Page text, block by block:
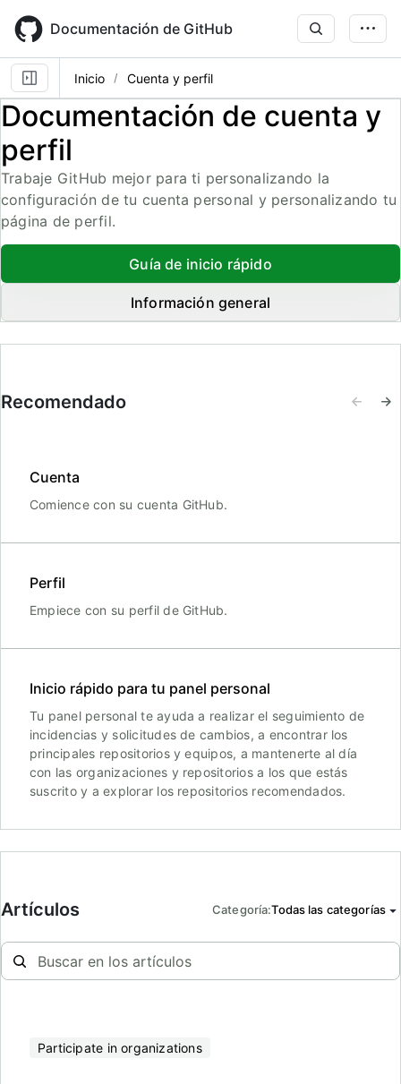
main
content
Documentación de GitHub
Inicio Cuenta y perfil
Documentación de cuenta y
perfil
Trabaje GitHub mejor para ti personalizando la
configuración de tu cuenta personal y personalizando tu
página de perfil.
Guía de inicio rápido
Información general
Recomendado
Cuenta
Comience con su cuenta GitHub.
Perfil
Empiece con su perfil de GitHub.
Inicio rápido para tu panel personal
Tu panel personal te ayuda a realizar el seguimiento de
incidencias y solicitudes de cambios, a encontrar los
principales repositorios y equipos, a mantenerte al día
con las organizaciones y repositorios a los que estás
suscrito y a explorar los repositorios recomendados.
Artículos Categoría:Todas las categorías
Participate in organizations